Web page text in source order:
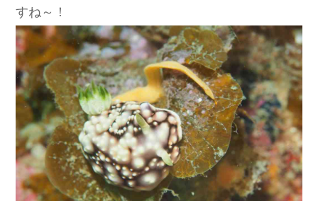
すね～！